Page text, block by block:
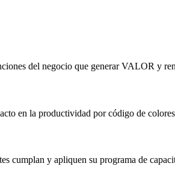
del negocio que generar VALOR y
en la productividad por código de
cumplan y apliquen su programa de